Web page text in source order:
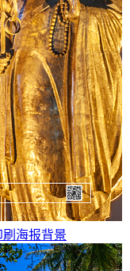
海报背景